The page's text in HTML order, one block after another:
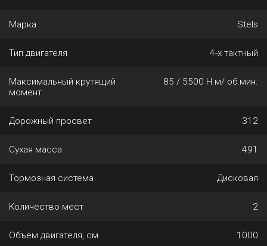
Марка Stels
Тип двигателя 4-х тактный
Максимальный крутящий
момент
85 / 5500 Н.м/ об.мин.
Дорожный просвет 312
Сухая масса 491
Тормозная система Дисковая
Количество мест 2
Объём двигателя, см 1000